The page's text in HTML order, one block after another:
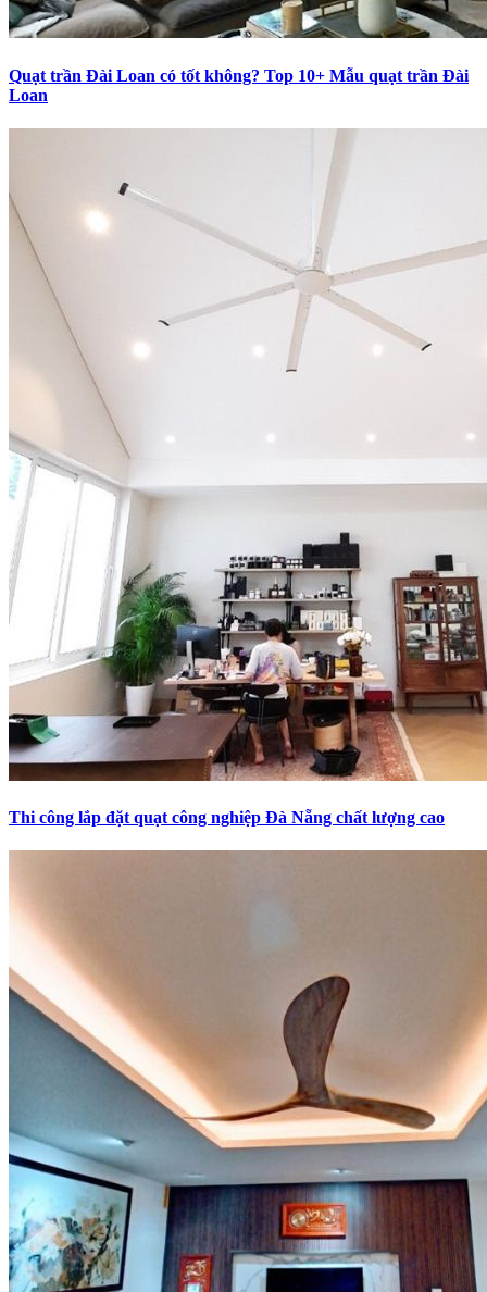
Quạt trần Đài Loan có tốt không? Top 10+ Mẫu quạt trần Đài
Loan
Thi công lắp đặt quạt công nghiệp Đà Nẵng chất lượng cao